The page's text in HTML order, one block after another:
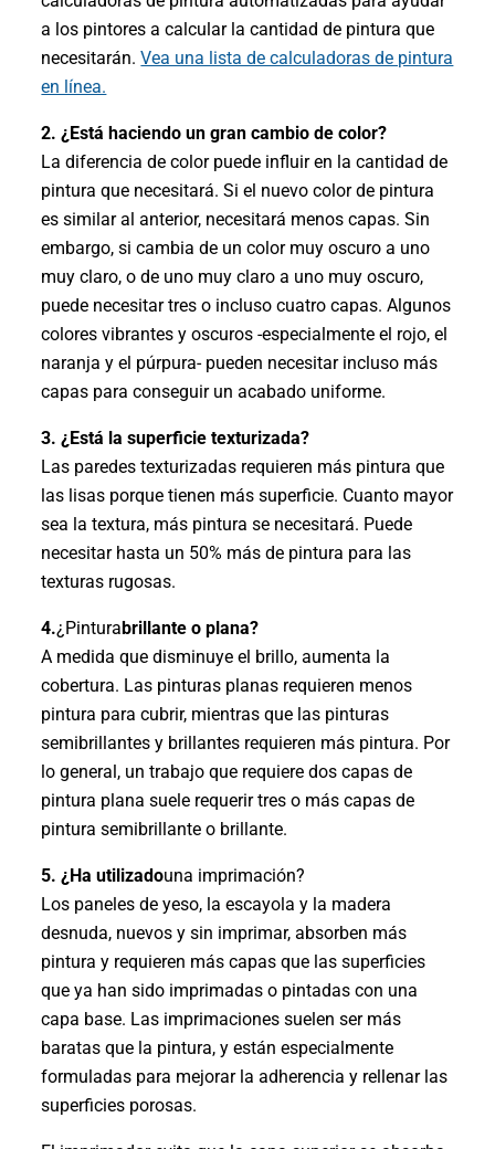
a los pintores a calcular la cantidad de pintura que
necesitarán.Vea una lista de calculadoras de pintura
en línea.
2. ¿Está haciendo un gran cambio de color?
La diferencia de color puede influir en la cantidad de
pintura que necesitará. Si el nuevo color de pintura
es similar al anterior, necesitará menos capas. Sin
embargo, si cambia de un color muy oscuro a uno
muy claro, o de uno muy claro a uno muy oscuro,
puede necesitar tres o incluso cuatro capas. Algunos
colores vibrantes y oscuros -especialmente el rojo, el
naranja y el púrpura- pueden necesitar incluso más
capas para conseguir un acabado uniforme.
3. ¿Está la superficie texturizada?
Las paredes texturizadas requieren más pintura que
las lisas porque tienen más superficie. Cuanto mayor
sea la textura, más pintura se necesitará. Puede
necesitar hasta un 50% más de pintura para las
texturas rugosas.
4.¿Pinturabrillante o plana?
A medida que disminuye el brillo, aumenta la
cobertura. Las pinturas planas requieren menos
pintura para cubrir, mientras que las pinturas
semibrillantes y brillantes requieren más pintura. Por
lo general, un trabajo que requiere dos capas de
pintura plana suele requerir tres o más capas de
pintura semibrillante o brillante.
5. ¿Ha utilizadouna imprimación?
Los paneles de yeso, la escayola y la madera
desnuda, nuevos y sin imprimar, absorben más
pintura y requieren más capas que las superficies
que ya han sido imprimadas o pintadas con una
capa base. Las imprimaciones suelen ser más
baratas que la pintura, y están especialmente
formuladas para mejorar la adherencia y rellenar las
superficies porosas.